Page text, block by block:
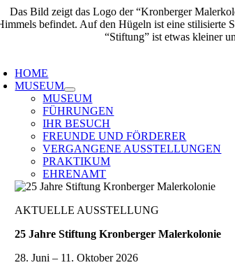
Zum
Inhalt
HOME
MUSEUM
MUSEUM
FÜHRUNGEN
IHR BESUCH
FREUNDE UND FÖRDERER
VERGANGENE AUSSTELLUNGEN
PRAKTIKUM
EHRENAMT
AKTUELLE AUSSTELLUNG
25 Jahre Stiftung Kronberger Malerkolonie
28. Juni – 11. Oktober 2026